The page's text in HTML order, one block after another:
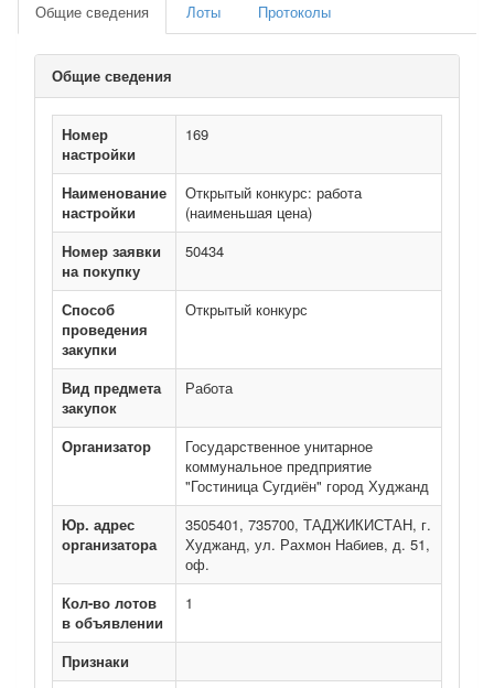
Общие сведения Лоты Протоколы
Общие сведения
Номер
настройки
169
Наименование
настройки
Открытый конкурс: работа
(наименьшая цена)
Номер заявки
на покупку
50434
Способ
проведения
закупки
Открытый конкурс
Вид предмета
закупок
Работа
Организатор
Государственное унитарное
коммунальное предприятие
"Гостиница Сугдиён" город Худжанд
Юр. адрес
организатора
3505401, 735700, ТАДЖИКИСТАН, г.
Худжанд, ул. Рахмон Набиев, д. 51,
оф.
Кол-во лотов
в объявлении
1
Признаки